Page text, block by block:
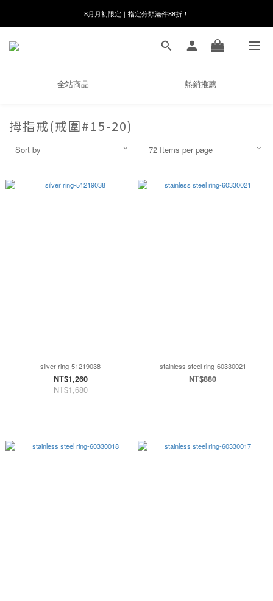
8月月初限定｜指定分類滿件88折！
8月月初限定｜指定分類滿件88折！
全站商品 熱銷推薦
拇指戒(戒圍#15-20)
Sort by 72 Items per page
silver ring-51219038
NT$1,260
NT$1,680
stainless steel ring-60330021
NT$880